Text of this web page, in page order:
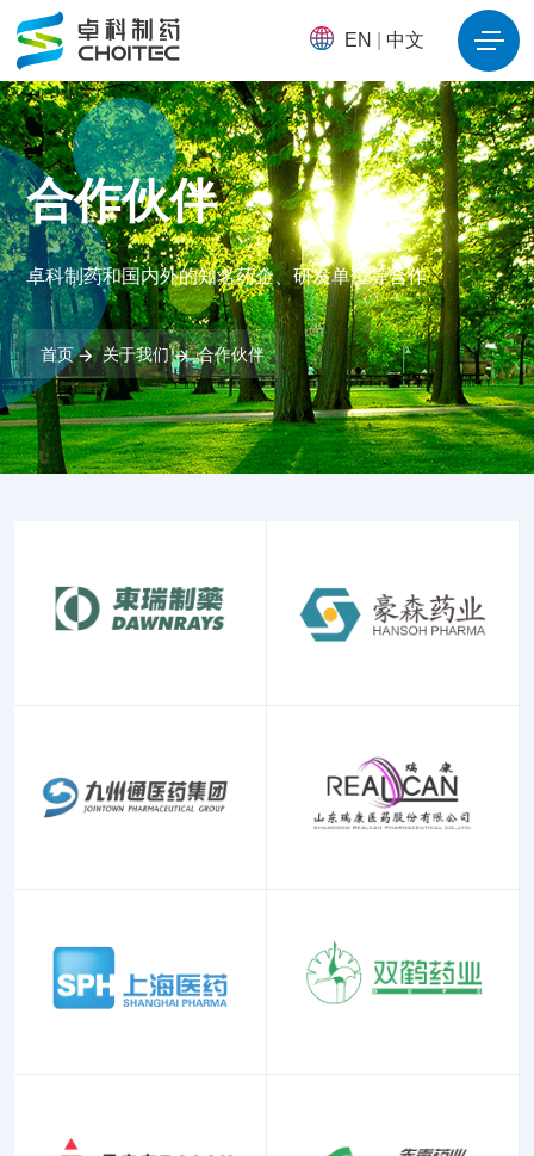
EN 中文
合作伙伴
卓科制药和国内外的知名药企、研发单位等合作
首页 关于我们 合作伙伴